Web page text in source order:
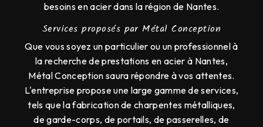
besoins en acier dans la région de Nantes.
Services proposés par Métal Conception
Que vous soyez un particulier ou un professionnel à
la recherche de prestations en acier à Nantes,
Métal Conception saura répondre à vos attentes.
L'entreprise propose une large gamme de services,
tels que la fabrication de charpentes métalliques,
de garde-corps, de portails, de passerelles, de